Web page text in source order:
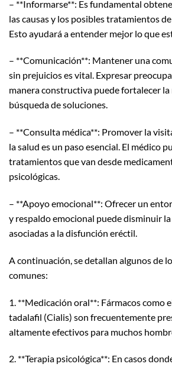
– **Informarse**: Es fundamental
las causas y los posibles tratamientos
Esto ayudará a entender mejor lo que
– **Comunicación**: Mantener una
sin prejuicios es vital. Expresar
manera constructiva puede fortalecer
búsqueda de soluciones.
– **Consulta médica**: Promover la
la salud es un paso esencial. El médico
tratamientos que van desde
psicológicas.
– **Apoyo emocional**: Ofrecer un
y respaldo emocional puede disminuir
asociadas a la disfunción eréctil.
A continuación, se detallan algunos de
comunes:
1. **Medicación oral**: Fármacos como
tadalafil (Cialis) son frecuentemente
altamente efectivos para muchos
2. **Terapia psicológica**: En casos